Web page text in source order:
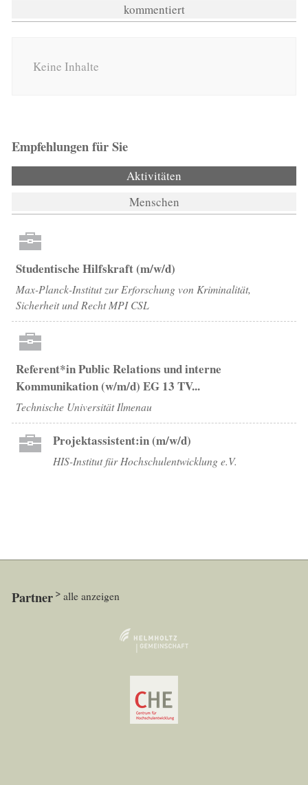
kommentiert
Keine Inhalte
Empfehlungen für Sie
Aktivitäten
Menschen
Studentische Hilfskraft (m/w/d)
Max-Planck-Institut zur Erforschung von Kriminalität,
Sicherheit und Recht MPI CSL
Referent*in Public Relations und interne
Kommunikation (w/m/d) EG 13 TV...
Technische Universität Ilmenau
Projektassistent:in (m/w/d)
HIS-Institut für Hochschulentwicklung e.V.
Partner alle anzeigen